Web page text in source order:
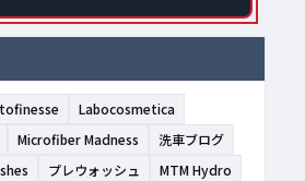
Labocosmetica
Microfiber Madness
洗車ブログ
プレウォッシュ MTM Hydro